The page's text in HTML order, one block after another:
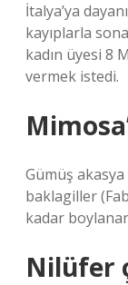
İtalya’ya
kayıplarla
kadın üyesi 8
vermek istedi.
Gümüş akasya
baklagiller
kadar
Nilüfer